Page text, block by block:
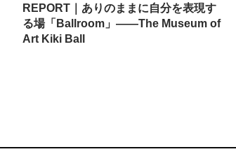
REPORT｜ありのままに自分を表現す
る場「Ballroom」——The Museum of
Art Kiki Ball